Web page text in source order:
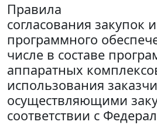
Правила
согласования закупок
программного
числе в составе
аппаратных
использования
осуществляющими
соответствии с